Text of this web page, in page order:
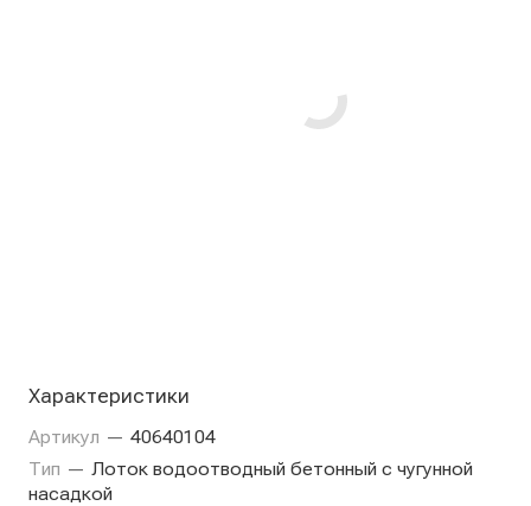
Характеристики
Артикул — 40640104
Тип — Лоток водоотводный бетонный с чугунной
насадкой